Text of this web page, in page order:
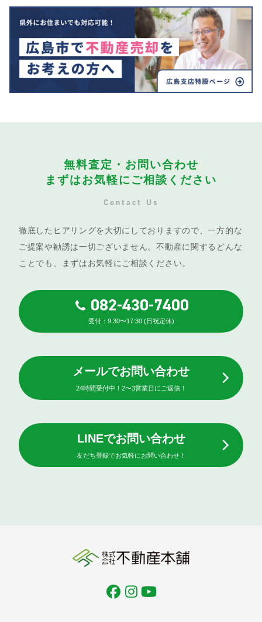
無料査定・お問い合わせ
まずはお気軽にご相談ください
Contact Us
徹底したヒアリングを大切にしておりますので、一方的な
ご提案や勧誘は一切ございません。不動産に関するどんな
ことでも、まずはお気軽にご相談ください。
082-430-7400
受付：9:30〜17:30 (日祝定休)
メールでお問い合わせ
24時間受付中！2〜3営業日にご返信！
LINEでお問い合わせ
友だち登録でお気軽にお問い合わせ！